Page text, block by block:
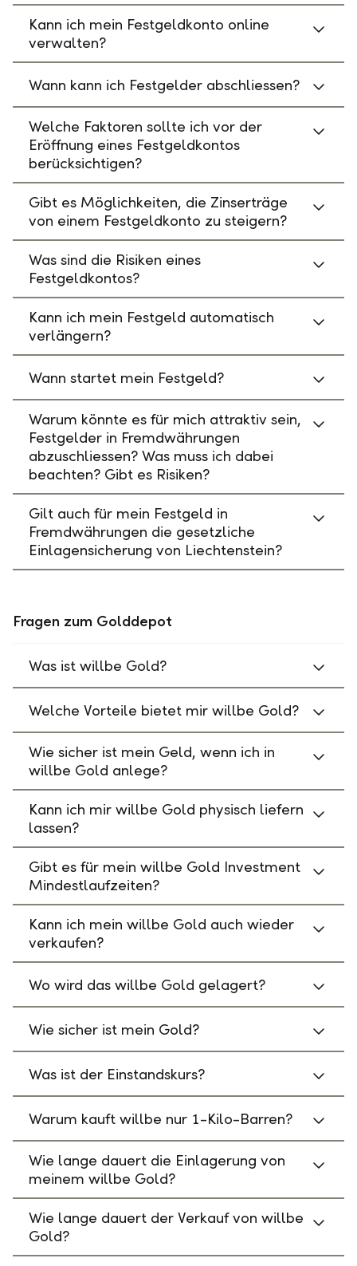
Kann ich mein Festgeldkonto online
verwalten?
Wann kann ich Festgelder abschliessen?
Welche Faktoren sollte ich vor der
Eröffnung eines Festgeldkontos
berücksichtigen?
Gibt es Möglichkeiten, die Zinserträge
von einem Festgeldkonto zu steigern?
Was sind die Risiken eines
Festgeldkontos?
Kann ich mein Festgeld automatisch
verlängern?
Wann startet mein Festgeld?
Warum könnte es für mich attraktiv sein,
Festgelder in Fremdwährungen
abzuschliessen? Was muss ich dabei
beachten? Gibt es Risiken?
Gilt auch für mein Festgeld in
Fremdwährungen die gesetzliche
Einlagensicherung von Liechtenstein?
Fragen zum Golddepot
Was ist willbe Gold?
Welche Vorteile bietet mir willbe Gold?
Wie sicher ist mein Geld, wenn ich in
willbe Gold anlege?
Kann ich mir willbe Gold physisch liefern
lassen?
Gibt es für mein willbe Gold Investment
Mindestlaufzeiten?
Kann ich mein willbe Gold auch wieder
verkaufen?
Wo wird das willbe Gold gelagert?
Wie sicher ist mein Gold?
Was ist der Einstandskurs?
Warum kauft willbe nur 1-Kilo-Barren?
Wie lange dauert die Einlagerung von
meinem willbe Gold?
Wie lange dauert der Verkauf von willbe
Gold?